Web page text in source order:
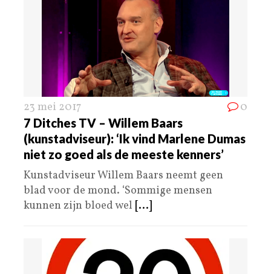
23 mei 2017 0
7 Ditches TV – Willem Baars
(kunstadviseur): ‘Ik vind Marlene Dumas
niet zo goed als de meeste kenners’
Kunstadviseur Willem Baars neemt geen
blad voor de mond. ‘Sommige mensen
kunnen zijn bloed wel [...]